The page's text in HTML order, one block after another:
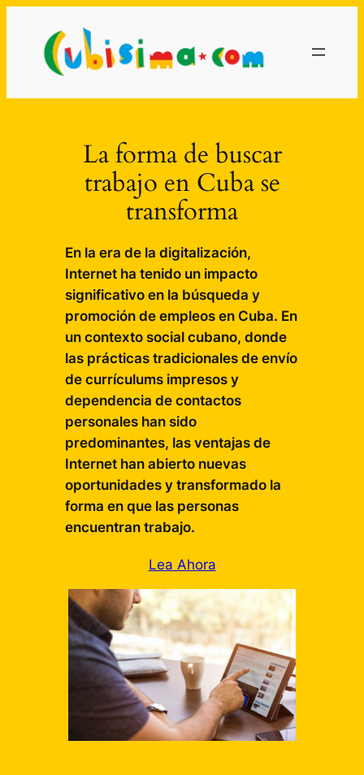
contenido
La forma de buscar
trabajo en Cuba se
transforma
En la era de la digitalización,
Internet ha tenido un impacto
significativo en la búsqueda y
promoción de empleos en Cuba. En
un contexto social cubano, donde
las prácticas tradicionales de envío
de currículums impresos y
dependencia de contactos
personales han sido
predominantes, las ventajas de
Internet han abierto nuevas
oportunidades y transformado la
forma en que las personas
encuentran trabajo.
Lea Ahora